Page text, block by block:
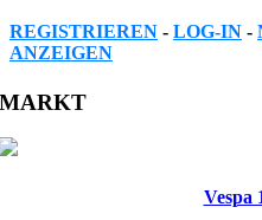
REGISTRIEREN - LOG-IN -
ANZEIGEN
Facebook
Twitter
Reddit
LinkedIn
WhatsApp
Tumblr
Pinterest
Vk
Xing
Email
MARKT
Vespa